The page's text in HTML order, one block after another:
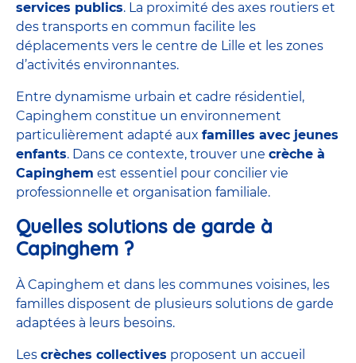
services publics. La proximité des axes routiers et
des transports en commun facilite les
déplacements vers le centre de Lille et les zones
d’activités environnantes.
Entre dynamisme urbain et cadre résidentiel,
Capinghem constitue un environnement
particulièrement adapté aux familles avec jeunes
enfants. Dans ce contexte, trouver une crèche à
Capinghem est essentiel pour concilier vie
professionnelle et organisation familiale.
Quelles solutions de garde à
Capinghem ?
À Capinghem et dans les communes voisines, les
familles disposent de plusieurs solutions de garde
adaptées à leurs besoins.
Les crèches collectives proposent un accueil